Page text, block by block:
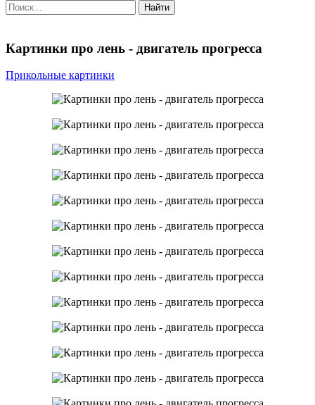
Найти
Картинки про лень - двигатель прогресса
Прикольные картинки